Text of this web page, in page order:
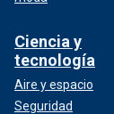
Ciencia y
tecnología
Aire y espacio
Seguridad